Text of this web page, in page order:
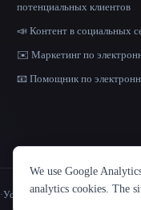
потенциальных клиентов
📣 Контент в социальных
✉️ Маркетинг по
📧 Помощник по
·Условия предоставления услуг·
We use Google
analytics cookies. The